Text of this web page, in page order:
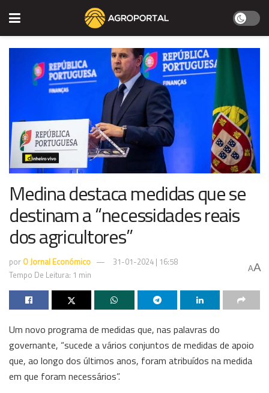
Medina destaca medidas que se
destinam a “necessidades reais
dos agricultores”
por O Jornal Económico
31-01-2024 | 16:58
Tempo De Leitura: 1 min
AA
Um novo programa de medidas que, nas palavras do
governante, “sucede a vários conjuntos de medidas de apoio
que, ao longo dos últimos anos, foram atribuídos na medida
em que foram necessários”.